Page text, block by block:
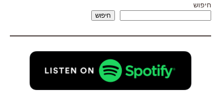
חיפוש
חיפוש